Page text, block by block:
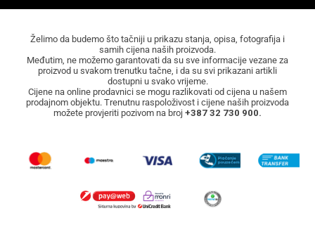
Želimo da budemo što tačniji u prikazu stanja, opisa, fotografija i
samih cijena naših proizvoda.
Međutim, ne možemo garantovati da su sve informacije vezane za
proizvod u svakom trenutku tačne, i da su svi prikazani artikli
dostupni u svako vrijeme.
Cijene na online prodavnici se mogu razlikovati od cijena u našem
prodajnom objektu. Trenutnu raspoloživost i cijene naših proizvoda
možete provjeriti pozivom na broj +387 32 730 900.